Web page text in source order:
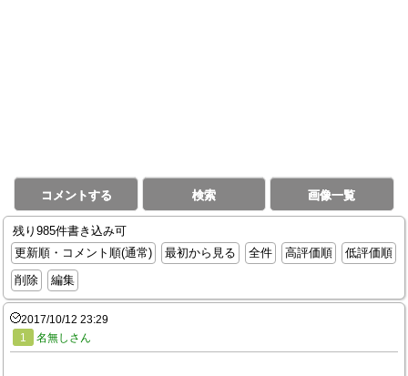
コメントする 検索 画像一覧
残り985件書き込み可
更新順・コメント順(通常)
最初から見る 全件 高評価順
低評価順
削除
編集
2017/10/12 23:29
1
名無しさん